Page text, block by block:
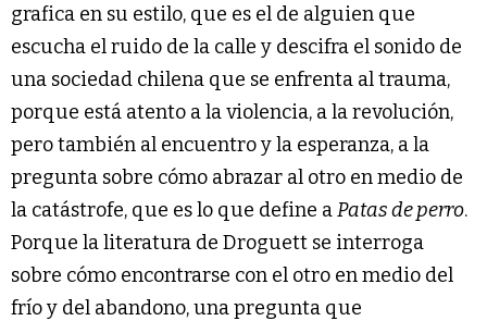
grafica en su estilo, que es el de alguien que
escucha el ruido de la calle y descifra el sonido de
una sociedad chilena que se enfrenta al trauma,
porque está atento a la violencia, a la revolución,
pero también al encuentro y la esperanza, a la
pregunta sobre cómo abrazar al otro en medio de
la catástrofe, que es lo que define aPatas de perro.
Porque la literatura de Droguett se interroga
sobre cómo encontrarse con el otro en medio del
frío y del abandono, una pregunta que